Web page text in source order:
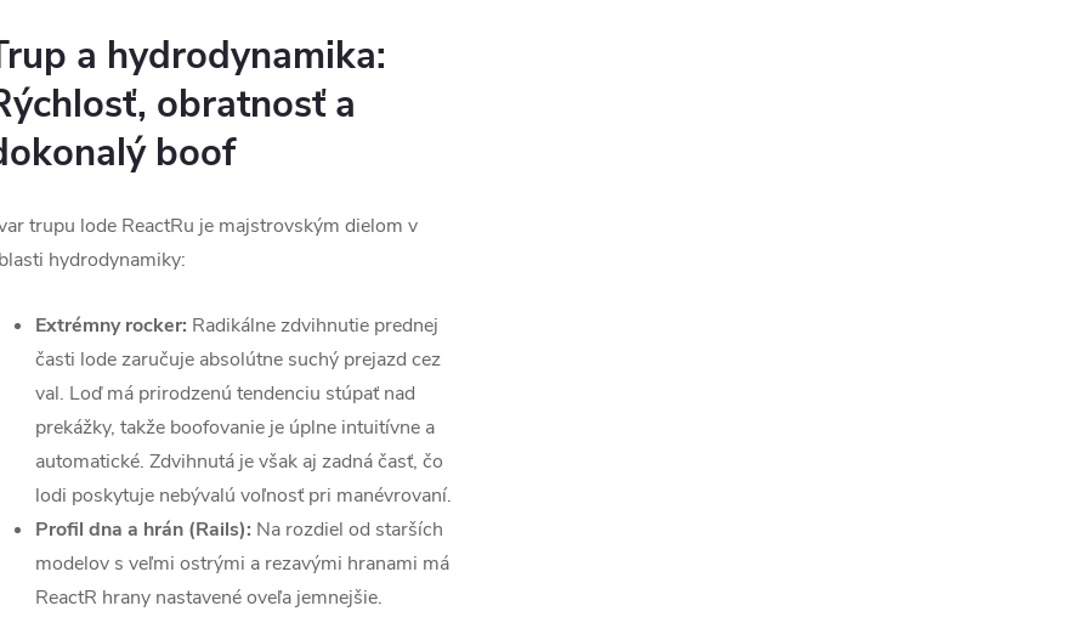
a hydrodynamika:
obratnosť a
boof
trupu lode ReactRu je majstrovským dielom v
hydrodynamiky:
Extrémny rocker: Radikálne zdvihnutie prednej
časti lode zaručuje absolútne suchý prejazd cez
val. Loď má prirodzenú tendenciu stúpať nad
prekážky, takže boofovanie je úplne intuitívne a
automatické. Zdvihnutá je však aj zadná časť, čo
lodi poskytuje nebývalú voľnosť pri manévrovaní.
Profil dna a hrán (Rails): Na rozdiel od starších
modelov s veľmi ostrými a rezavými hranami má
ReactR hrany nastavené oveľa jemnejšie.